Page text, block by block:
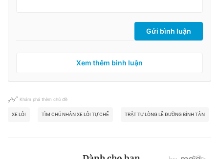
Gửi bình luận
Xem thêm bình luận
Khám phá thêm chủ đề
XE LÔI TÌM CHỦ NHÂN XE LÔI TỰ CHẾ TRẬT TỰ LÒNG LỀ ĐƯỜNG BÌNH TÂN